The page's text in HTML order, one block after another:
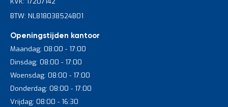
BTW: NL818038524B01
Openingstijden kantoor
Maandag: 08:00 - 17:00
Dinsdag: 08:00 - 17:00
Woensdag: 08:00 - 17:00
Donderdag: 08:00 - 17:00
Vrijdag: 08:00 - 16:30